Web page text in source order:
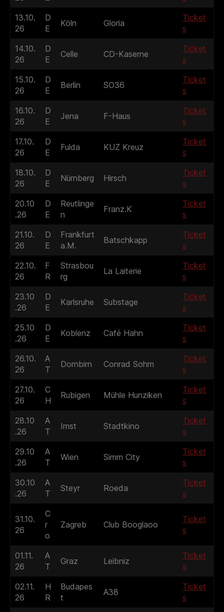
13.10.
26
D
E
Köln Gloria
Ticket
s
14.10.
26
D
E
Celle CD-Kaserne
Ticket
s
15.10.
26
D
E
Berlin SO36
Ticket
s
16.10.
26
D
E
Jena F-Haus
Ticket
s
17.10.
26
D
E
Fulda KUZ Kreuz
Ticket
s
18.10.
26
D
E
Nürnberg Hirsch
Ticket
s
20.10
.26
D
E
Reutlinge
n
Franz.K
Ticket
s
21.10.
26
D
E
Frankfurt
a.M.
Batschkapp
Ticket
s
22.10.
26
F
R
Strasbou
rg
La Laiterie
Ticket
s
23.10
.26
D
E
Karlsruhe Substage
Ticket
s
25.10
.26
D
E
Koblenz Café Hahn
Ticket
s
26.10.
26
A
T
Dornbirn Conrad Sohm
Ticket
s
27.10.
26
C
H
Rubigen Mühle Hunziken
Ticket
s
28.10
.26
A
T
Imst Stadtkino
Ticket
s
29.10
.26
A
T
Wien Simm City
Ticket
s
30.10
.26
A
T
Steyr Roeda
Ticket
s
31.10.
26
C
r
o
Zagreb Club Booglaoo
Ticket
s
01.11.
26
A
T
Graz Leibniz
Ticket
s
02.11.
26
H
R
Budapes
t
A38
Ticket
s